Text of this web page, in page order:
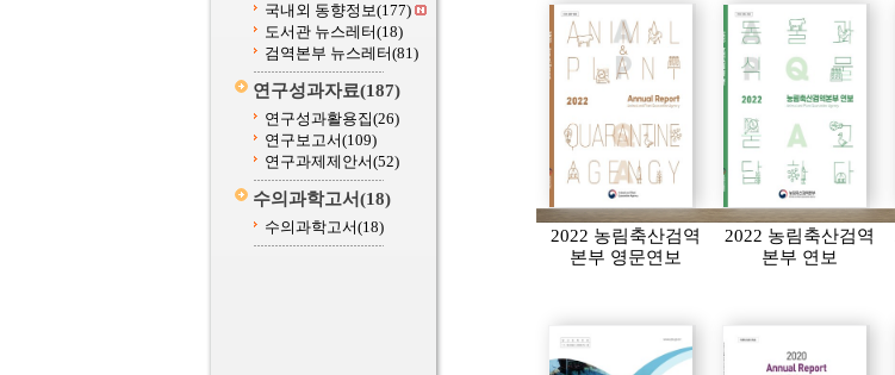
국내외 동향정보(177)
도서관 뉴스레터(18)
검역본부 뉴스레터(81)
연구성과자료(187)
연구성과활용집(26)
연구보고서(109)
연구과제제안서(52)
수의과학고서(18)
수의과학고서(18)
2022 농림축산검역
본부 영문연보
2022 농림축산검역
본부 연보